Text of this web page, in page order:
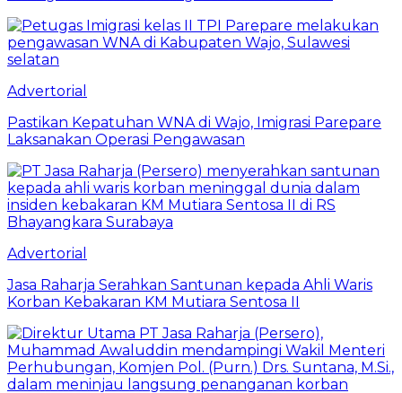
Advertorial
Pastikan Kepatuhan WNA di Wajo, Imigrasi Parepare
Laksanakan Operasi Pengawasan
Advertorial
Jasa Raharja Serahkan Santunan kepada Ahli Waris
Korban Kebakaran KM Mutiara Sentosa II